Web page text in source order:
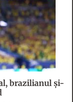
brazilianul și-